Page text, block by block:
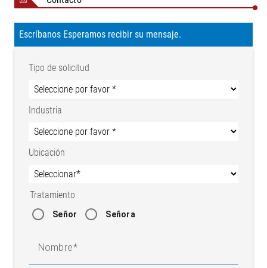
Escríbanos Esperamos recibir su mensaje.
Tipo de solicitud
Industria
Ubicación
Tratamiento
Señor Señora
Nombre